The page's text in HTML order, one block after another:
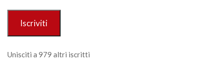
Iscriviti
Unisciti a 979 altri iscritti